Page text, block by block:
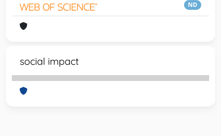
ND
social impact